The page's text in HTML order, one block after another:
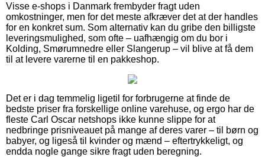
Visse e-shops i Danmark frembyder fragt uden
omkostninger, men for det meste afkræver det at der handles
for en konkret sum. Som alternativ kan du gribe den billigste
leveringsmulighed, som ofte – uafhængig om du bor i
Kolding, Smørumnedre eller Slangerup – vil blive at få dem
til at levere varerne til en pakkeshop.
Det er i dag temmelig ligetil for forbrugerne at finde de
bedste priser fra forskellige online varehuse, og ergo har de
fleste Carl Oscar netshops ikke kunne slippe for at
nedbringe prisniveauet på mange af deres varer – til børn og
babyer, og ligeså til kvinder og mænd – eftertrykkeligt, og
endda nogle gange sikre fragt uden beregning.